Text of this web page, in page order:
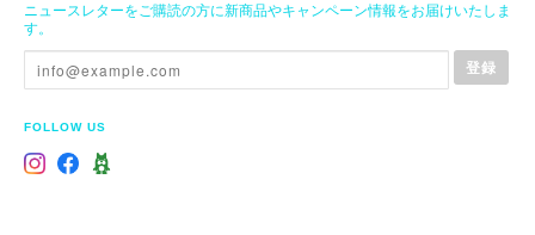
ニュースレターをご購読の方に新商品やキャンペーン情報をお届けいたしま
す。
登録
FOLLOW US